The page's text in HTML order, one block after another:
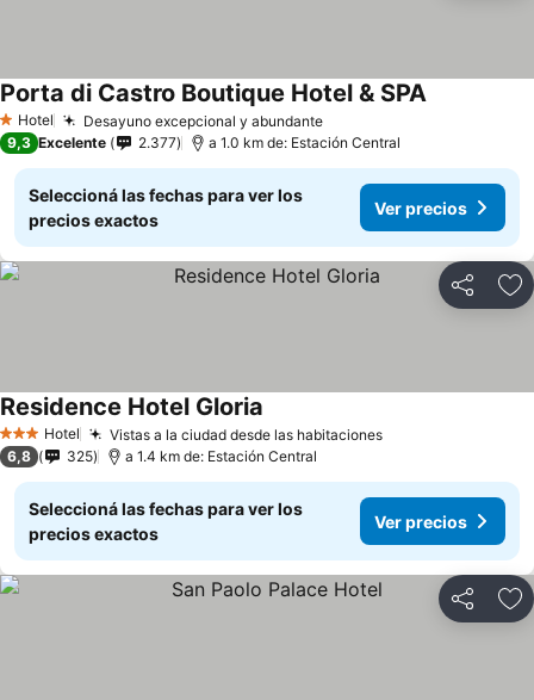
1 Estrellas
Hotel Desayuno excepcional y abundante
Porta di Castro Boutique Hotel & SPA
9,3 Excelente 2.377 a 1.0 km de: Estación Central
Seleccioná las fechas para ver los
precios exactos
Ver precios
Compartir
3 Estrellas
Hotel Vistas a la ciudad desde las habitaciones
Residence Hotel Gloria
6,8 325 a 1.4 km de: Estación Central
Seleccioná las fechas para ver los
precios exactos
Ver precios
Compartir